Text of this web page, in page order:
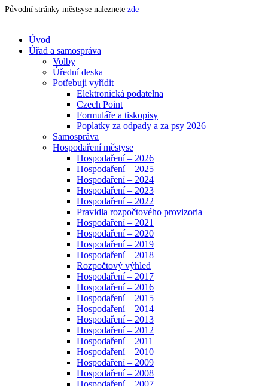
Původní stránky městsyse naleznete zde
Úvod
Úřad a samospráva
Volby
Úřední deska
Potřebuji vyřídit
Elektronická podatelna
Czech Point
Formuláře a tiskopisy
Poplatky za odpady a za psy 2026
Samospráva
Hospodaření městyse
Hospodaření – 2026
Hospodaření – 2025
Hospodaření – 2024
Hospodaření – 2023
Hospodaření – 2022
Pravidla rozpočtového provizoria
Hospodaření – 2021
Hospodaření – 2020
Hospodaření – 2019
Hospodaření – 2018
Rozpočtový výhled
Hospodaření – 2017
Hospodaření – 2016
Hospodaření – 2015
Hospodaření – 2014
Hospodaření – 2013
Hospodaření – 2012
Hospodaření – 2011
Hospodaření – 2010
Hospodaření – 2009
Hospodaření – 2008
Hospodaření – 2007